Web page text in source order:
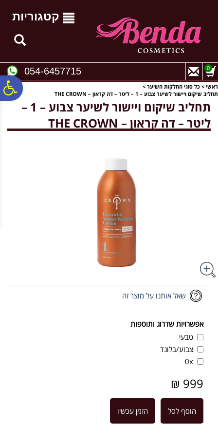
נגישות
קטגוריות
054-6457715 0
ראשי > כל סוגי החלקות השיער >
תחליב שיקום ויישור לשיער צבוע – 1 – ליטר – דה קראון – THE CROWN
תחליב שיקום ויישור לשיער צבוע – 1 –
ליטר – דה קראון – THE CROWN
שאל אותנו על מוצר זה
אפשרויות שדרוג ותוספות
טבעי
צבוע/בלונד
0x
999 ₪
הוסף לסל הזמן עכשיו